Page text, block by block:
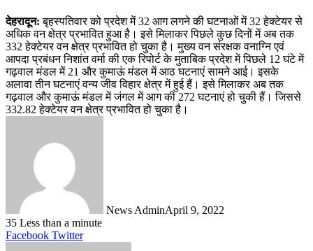
देहरादून: बृहस्पतिवार को प्रदेश में 32 आग लगने की घटनाओं में 32 हेक्टेयर से
अधिक वन क्षेत्र प्रभावित हुआ है। इसे मिलाकर पिछले कुछ दिनों में अब तक
332 हेक्टेयर वन क्षेत्र प्रभावित हो चुका है। मुख्य वन संरक्षक वनाग्नि एवं
आपदा प्रबंधन निशांत वर्मा की एक रिपोर्ट के मुताबिक प्रदेश में पिछले 12 घंटे में
गढ़वाल मंडल में 21 और कुमाऊं मंडल में आठ घटनाएं सामने आई। इसके
अलावा तीन घटनाएं वन्य जीव विहार क्षेत्र में हुई हैं। इसे मिलाकर अब तक
गढ़वाल और कुमाऊं मंडल में जंगल में आग की 272 घटनाएं हो चुुकी हैं। जिससे
332.82 हेक्टेयर वन क्षेत्र प्रभावित हो चुका है।
News AdminApril 9, 2022
35 Less than a minute
Facebook TwitterLinkedIn
Tumblr
Pinterest
Reddit
VKontakte
Share
Print